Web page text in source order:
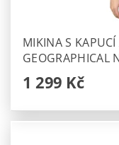
MIKINA S
GEOGRAPHICAL
1 299 Kč